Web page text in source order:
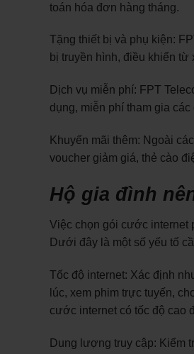
toán hóa đơn hàng tháng.
Tặng thiết bị và phụ kiện:
bị truyền hình, điều khiển
Dịch vụ miễn phí: FPT
dụng, miễn phí tham gia
Khuyến mãi thêm: Ngoài
voucher giảm giá, thẻ cào
Hộ gia đình
Việc chọn gói cước internet
Dưới đây là một số yếu tố
Tốc độ internet: Xác định
lúc, xem phim trực tuyến,
cước internet có tốc độ cao
Dung lượng truy cập: Kiểm